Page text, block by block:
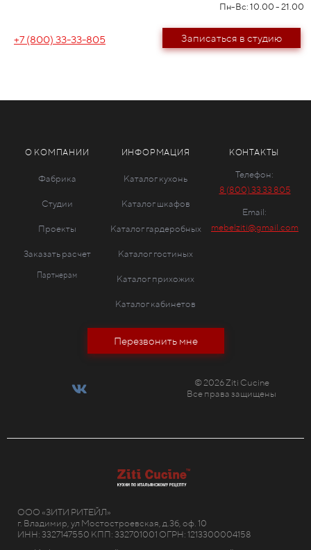
Пн-Вс: 10.00 - 21.00
+7 (800) 33-33-805 Записаться в студию
О КОМПАНИИ
Фабрика
Студии
Проекты
Заказать расчет
Партнерам
ИНФОРМАЦИЯ
Каталог кухонь
Каталог шкафов
Каталог гардеробных
Каталог гостиных
Каталог прихожих
Каталог кабинетов
КОНТАКТЫ
Телефон:
8 (800) 33 33 805
Email:
mebelziti@gmail.com
Перезвонить мне
© 2026 Ziti Cucine
Все права защищены
ООО «ЗИТИ РИТЕЙЛ»
г. Владимир, ул Мостостроевская, д.3б, оф. 10
ИНН: 3327147550 КПП: 332701001 ОГРН: 1213300004158